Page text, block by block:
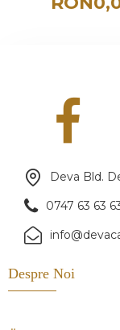
Deva Bld.
0747 63 63
Despre Noi